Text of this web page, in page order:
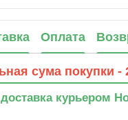
Оплата
сума покупки -
курьером